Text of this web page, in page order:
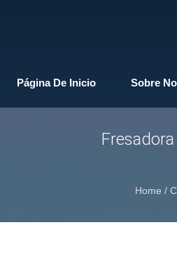
Página De Inicio Sobre
Home /